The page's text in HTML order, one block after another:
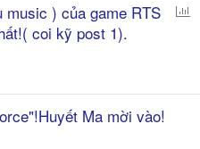
music ) của game RTS
coi kỹ post 1).
Ma mời vào!